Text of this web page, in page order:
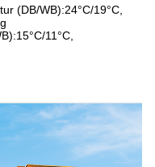
(DB/WB):24°C/19°C,
11°C,